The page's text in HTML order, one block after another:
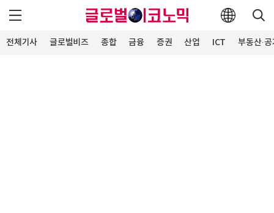
전체기사 글로벌비즈 종합 금융 증권 산업 ICT 부동산·